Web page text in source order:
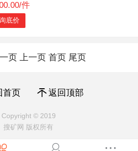
件
底价
页 上一页 首页 尾页
首页 返回顶部
Copyright © 2019
搜矿网 版权所有